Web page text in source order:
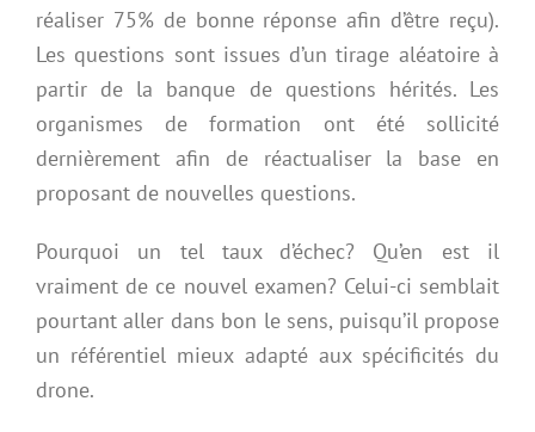
réaliser 75% de bonne réponse afin d’être reçu).
Les questions sont issues d’un tirage aléatoire à
partir de la banque de questions hérités. Les
organismes de formation ont été sollicité
dernièrement afin de réactualiser la base en
proposant de nouvelles questions.
Pourquoi un tel taux d’échec? Qu’en est il
vraiment de ce nouvel examen? Celui-ci semblait
pourtant aller dans bon le sens, puisqu’il propose
un référentiel mieux adapté aux spécificités du
drone.